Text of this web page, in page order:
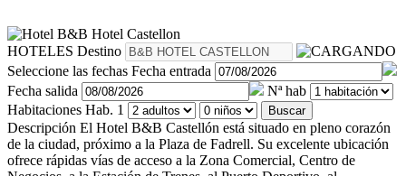
HOTELES Destino
Seleccione las fechas Fecha entrada
Fecha salida
Nª hab
Habitaciones Hab. 1 Buscar
Descripción El Hotel B&B Castellón está situado en pleno corazón
de la ciudad, próximo a la Plaza de Fadrell. Su excelente ubicación
ofrece rápidas vías de acceso a la Zona Comercial, Centro de